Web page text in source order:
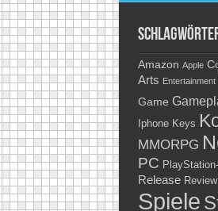
Amazon Apple
Arts Entertainment
Game
Iphone Keys
MMORPG
PC
Release Review
Spiele